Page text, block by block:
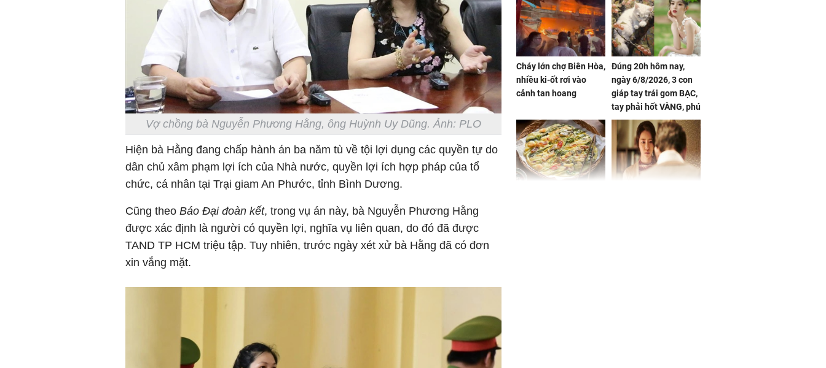
Vợ chồng bà Nguyễn Phương Hằng, ông Huỳnh Uy Dũng. Ảnh: PLO
Hiện bà Hằng đang chấp hành án ba năm tù về tội lợi dụng các quyền tự do
dân chủ xâm phạm lợi ích của Nhà nước, quyền lợi ích hợp pháp của tổ
chức, cá nhân tại Trại giam An Phước, tỉnh Bình Dương.
Cũng theo Báo Đại đoàn kết, trong vụ án này, bà Nguyễn Phương Hằng
được xác định là người có quyền lợi, nghĩa vụ liên quan, do đó đã được
TAND TP HCM triệu tập. Tuy nhiên, trước ngày xét xử bà Hằng đã có đơn
xin vắng mặt.
Cháy lớn chợ Biên Hòa,
nhiều ki-ốt rơi vào
cảnh tan hoang
Đúng 20h hôm nay,
ngày 6/8/2026, 3 con
giáp tay trái gom BẠC,
tay phải hốt VÀNG, phú
quý ngập nhà, của cải
chất đầy kho